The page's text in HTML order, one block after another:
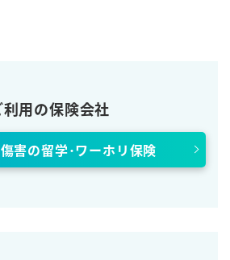
利用の保険会社
害の留学･ワーホリ保険